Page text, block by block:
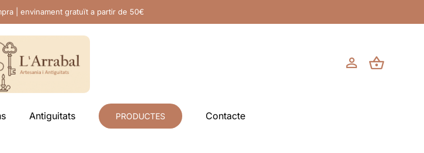
| envinament gratuït a partir de 50€
Antiguitats PRODUCTES Contacte